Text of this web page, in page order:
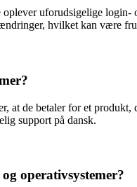
uforudsigelige
hvilket kan være
de betaler for et
support på dansk.
operativsystemer?